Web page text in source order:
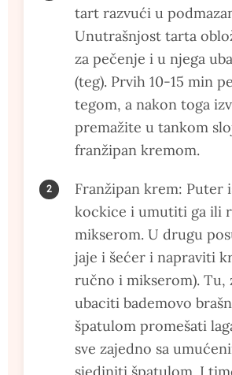
tart razvući u
Unutrašnjost tarta
za pečenje i u njega
(teg). Prvih 10-15 min
tegom, a nakon toga
premažite u tankom
franžipan kremom.
Franžipan krem: Puter
kockice i umutiti ga ili
mikserom. U drugu
jaje i šećer i napraviti
ručno i mikserom). Tu,
ubaciti bademovo
špatulom promešati
sve zajedno sa
sjediniti špatulom. I